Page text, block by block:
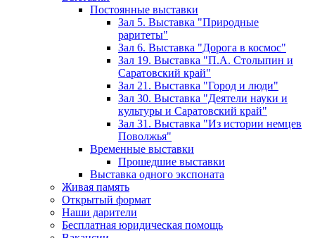
Постоянные выставки
Зал 5. Выставка "Природные
раритеты"
Зал 6. Выставка "Дорога в космос"
Зал 19. Выставка "П.А. Столыпин и
Саратовский край"
Зал 21. Выставка "Город и люди"
Зал 30. Выставка "Деятели науки и
культуры и Саратовский край"
Зал 31. Выставка "Из истории немцев
Поволжья"
Временные выставки
Прошедшие выставки
Выставка одного экспоната
Живая память
Открытый формат
Наши дарители
Бесплатная юридическая помощь